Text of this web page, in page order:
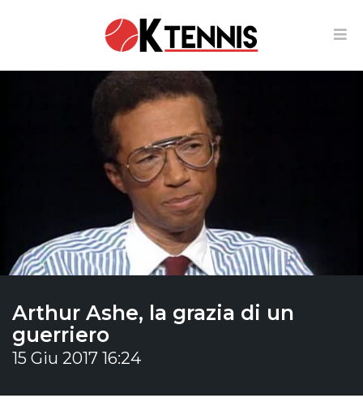
Arthur Ashe, la grazia di un
guerriero
15 Giu 2017 16:24